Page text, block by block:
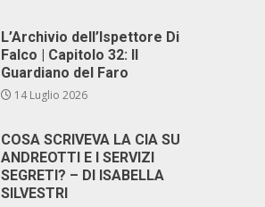
L’Archivio dell’Ispettore Di
Falco | Capitolo 32: Il
Guardiano del Faro
14 Luglio 2026
COSA SCRIVEVA LA CIA SU
ANDREOTTI E I SERVIZI
SEGRETI? – DI ISABELLA
SILVESTRI